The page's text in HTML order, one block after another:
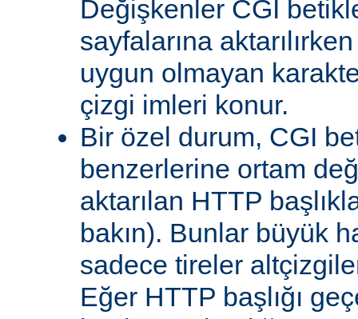
Değişkenler CGI
sayfalarına
uygun olmayan
çizgi imleri konur.
Bir özel durum, CGI
benzerlerine ortam
aktarılan HTTP
bakın). Bunlar büyük
sadece tireler
Eğer HTTP başlığı